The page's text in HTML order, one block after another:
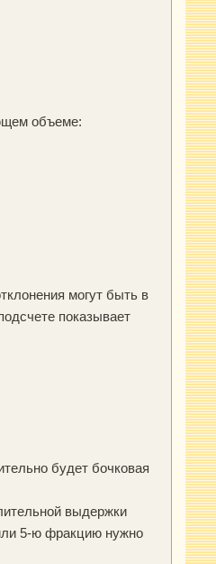
объеме:
могут быть в
показывает
будет бочковая
выдержки
5-ю фракцию нужно